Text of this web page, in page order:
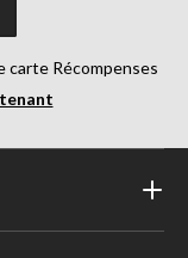
carte Récompenses